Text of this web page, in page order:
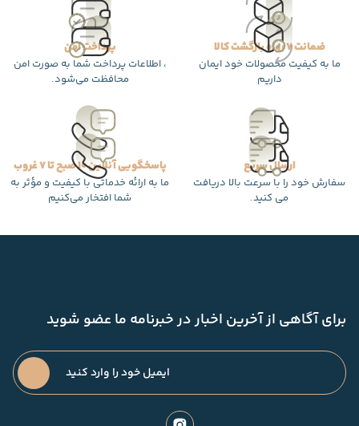
ضمانت 7 روزه بازگشت کالا
ما به کیفیت محصولات خود ایمان
داریم
پرداخت امن
، اطلاعات پرداخت شما به صورت امن
محافظت می‌شود.
ارسال سریع
سفارش خود را با سرعت بالا دریافت
می کنید.
پاسخگویی آنلاین 10 صبح تا 7 غروب
ما به ارائه خدماتی با کیفیت و مؤثر به
شما افتخار می‌کنیم
برای آگاهی از آخرین اخبار در خبرنامه ما عضو شوید